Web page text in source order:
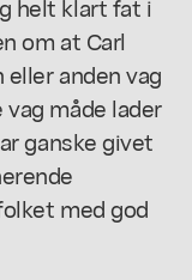
om at Carl
anden vag
vag måde lader
ganske givet
med god